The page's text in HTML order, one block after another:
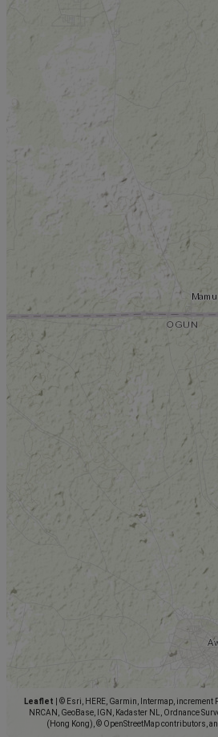
Leaflet
© Esri, HERE, Garmin, Intermap, increment
NRCAN, GeoBase, IGN, Kadaster NL, Ordnance
(Hong Kong), © OpenStreetMap contributors,